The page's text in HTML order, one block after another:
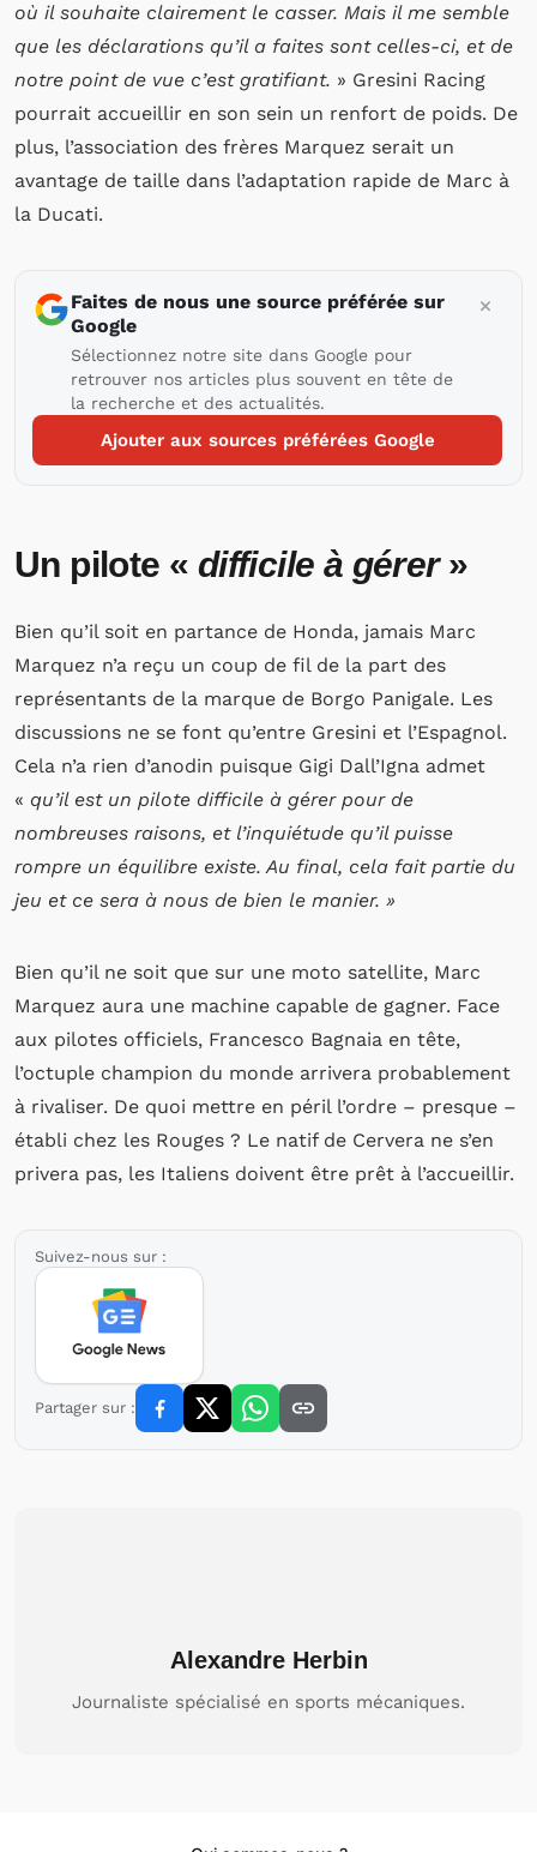
où il souhaite clairement le casser. Mais il me semble
que les déclarations qu’il a faites sont celles-ci, et de
notre point de vue c’est gratifiant. » Gresini Racing
pourrait accueillir en son sein un renfort de poids. De
plus, l’association des frères Marquez serait un
avantage de taille dans l’adaptation rapide de Marc à
la Ducati.
Faites de nous une source préférée sur
Google
Sélectionnez notre site dans Google pour
retrouver nos articles plus souvent en tête de
la recherche et des actualités.
Ajouter aux sources préférées Google
Un pilote « difficile à gérer »
Bien qu’il soit en partance de Honda, jamais Marc
Marquez n’a reçu un coup de fil de la part des
représentants de la marque de Borgo Panigale. Les
discussions ne se font qu’entre Gresini et l’Espagnol.
Cela n’a rien d’anodin puisque Gigi Dall’Igna admet
« qu’il est un pilote difficile à gérer pour de
nombreuses raisons, et l’inquiétude qu’il puisse
rompre un équilibre existe. Au final, cela fait partie du
jeu et ce sera à nous de bien le manier. »
Bien qu’il ne soit que sur une moto satellite, Marc
Marquez aura une machine capable de gagner. Face
aux pilotes officiels, Francesco Bagnaia en tête,
l’octuple champion du monde arrivera probablement
à rivaliser. De quoi mettre en péril l’ordre – presque –
établi chez les Rouges ? Le natif de Cervera ne s’en
privera pas, les Italiens doivent être prêt à l’accueillir.
Suivez-nous sur :
Partager sur :
Alexandre Herbin
Journaliste spécialisé en sports mécaniques.